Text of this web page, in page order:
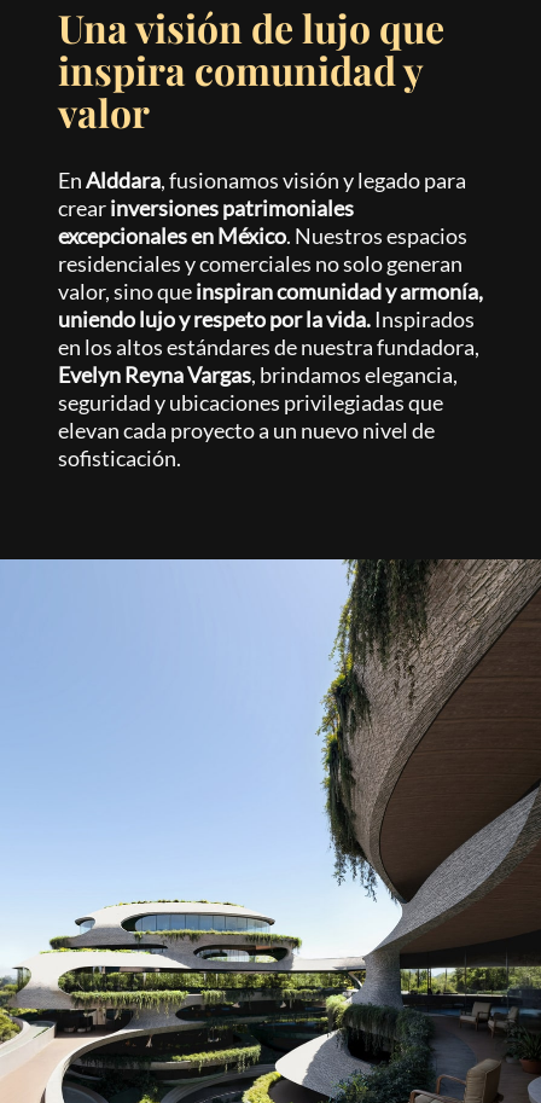
Una visión de lujo que
inspira comunidad y
valor
EnAlddara, fusionamos visión y legado para
crearinversiones patrimoniales
excepcionales en México. Nuestros espacios
residenciales y comerciales no solo generan
valor, sino queinspiran comunidad y armonía,
uniendo lujo y respeto por la vida.Inspirados
en los altos estándares de nuestra fundadora,
Evelyn Reyna Vargas, brindamos elegancia,
seguridad y ubicaciones privilegiadas que
elevan cada proyecto a un nuevo nivel de
sofisticación.